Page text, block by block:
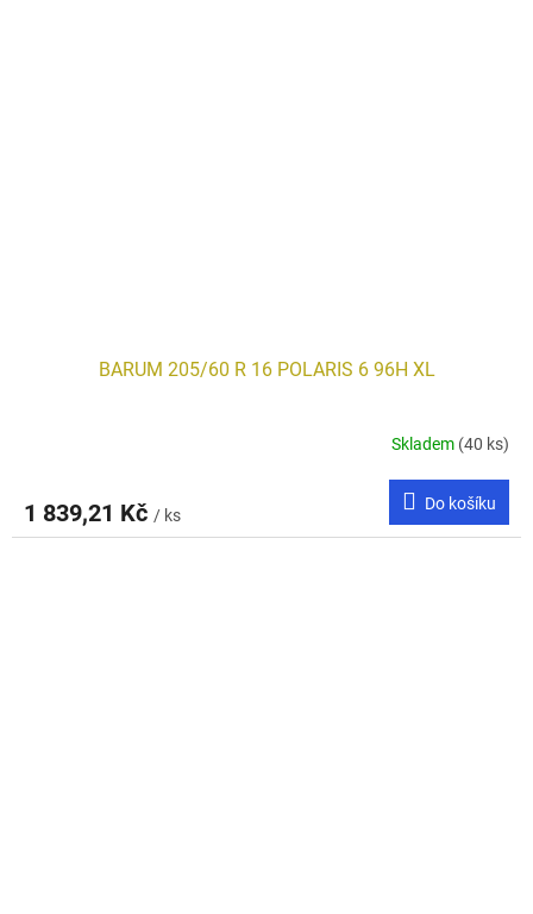
BARUM 205/60 R 16 POLARIS 6 96H XL
Skladem (40 ks)
1 839,21 Kč / ks
Do košíku